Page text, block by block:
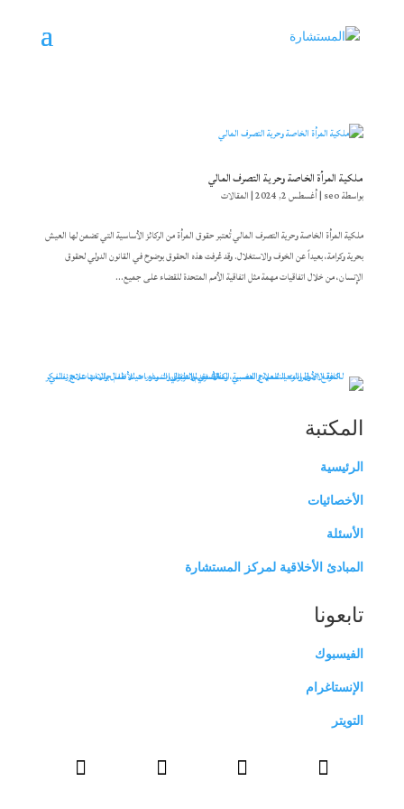
ملكية المرأة الخاصة وحرية التصرف المالي
بواسطةseo
|أغسطس 2, 2024 |المقالات
ملكية المرأة الخاصة وحرية التصرف المالي تُعتبر حقوق المرأة من الركائز الأساسية التي تضمن لها العيش
بحرية وكرامة، بعيداً عن الخوف والاستغلال. وقد عُرفت هذه الحقوق بوضوح في القانون الدولي لحقوق
الإنسان، من خلال اتفاقيات مهمة مثل اتفاقية الأمم المتحدة للقضاء على جميع...
المكتبة
الرئيسية
الأخصائيات
الأسئلة
المبادئ الأخلاقية لمركز المستشارة
تابعونا
الفيسبوك
الإنستاغرام
التويتر
   